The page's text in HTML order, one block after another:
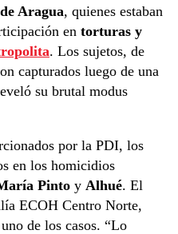
Aragua, quienes estaban
en torturas y
. Los sujetos, de
capturados luego de una
su brutal modus
por la PDI, los
en los homicidios
Pinto y Alhué. El
ECOH Centro Norte,
de los casos. “Lo